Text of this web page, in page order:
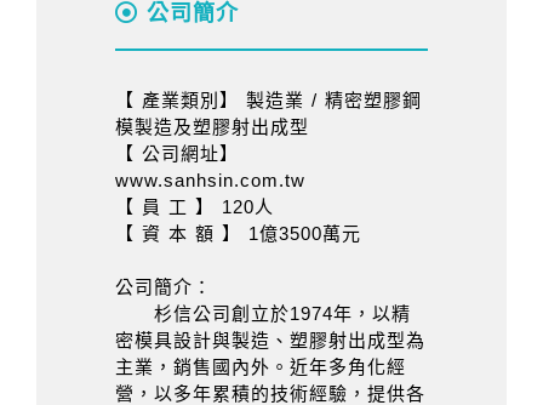
公司簡介
【 產業類別】 製造業 / 精密塑膠鋼
模製造及塑膠射出成型
【 公司網址】
www.sanhsin.com.tw
【 員 工 】 120人
【 資 本 額 】 1億3500萬元
公司簡介：
杉信公司創立於1974年，以精
密模具設計與製造、塑膠射出成型為
主業，銷售國內外。近年多角化經
營，以多年累積的技術經驗，提供各